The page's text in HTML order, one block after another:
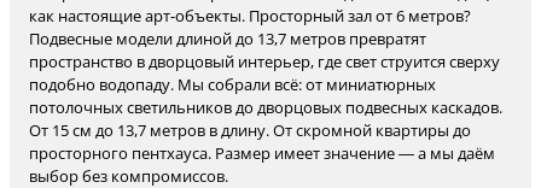
как настоящие арт-объекты. Просторный зал от 6 метров?
Подвесные модели длиной до 13,7 метров превратят
пространство в дворцовый интерьер, где свет струится сверху
подобно водопаду. Мы собрали всё: от миниатюрных
потолочных светильников до дворцовых подвесных каскадов.
От 15 см до 13,7 метров в длину. От скромной квартиры до
просторного пентхауса. Размер имеет значение — а мы даём
выбор без компромиссов.